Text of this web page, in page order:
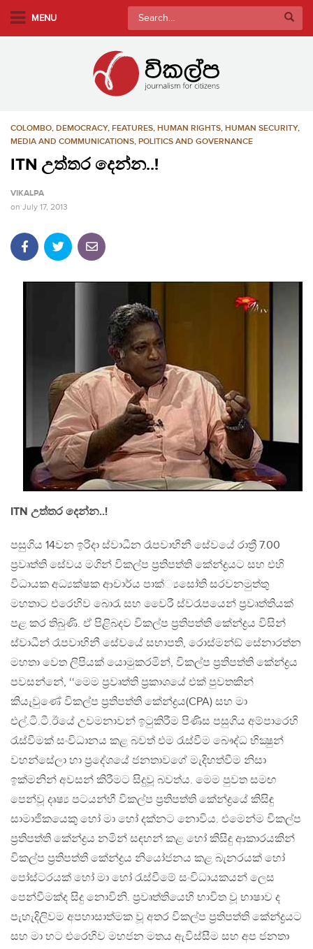
MENU
Search
for:
COLOMBO, DEMOCRACY, FEATURES, HUMAN RIGHTS, HUMAN SECURITY,
MEDIA AND COMMUNICATIONS, POLITICS AND GOVERNANCE
ITN උත්තර දෙන්න..!
VIKALPA
on July 17, 2013
ITN උත්තර දෙන්න..!
පසුගිය 14වන ඉරිදා ස්වාධීන රෑපවාහිනී සේවයේ රාත්‍රී 7.00
ප්‍රවෘත්ති සේවය මගින් විකල්ප ප්‍රතිපත්ති කේන්ද්‍රයට සහ එහි
විධායක අධ්‍යක්ෂක ආචාර්ය පාක්්‍යසෝති සරවනමුත්තු
මහතාට එරෙහිව බොරැ සහ වෛරී ස්වරෑපයෙන් ප්‍රවෘත්තියක්
පළ කර තිබුණි. ඒ පිළිබදව විකල්ප ප්‍රතිපත්ති කේන්ද්‍රය විසින්
ස්වාධීන් රෑපවාහිනී සේවයේ සභාපති, රොස්මන්ඞ් සේනාරත්න
මහතා වෙත ලිපියක් යොමුකරමින්, විකල්ප ප්‍රතිපත්ති කේන්ද්‍රය
පවසන්නේ, ‘‘මෙම ප‍්‍රවෘත්ති ප‍්‍රකාශයේ එක් පුවතකින්
කියැවුණේ විකල්ප ප‍්‍රතිපත්ති කේන්ද්‍රය(CPA) සහ මා
එල්.ටී.ටී.ඊයේ උවමනාවන් ඉටුකිරීම පිණිස පසුගිය අම්පාරෙහි
රැස්වීමක් සංවිධානය කළ බවත් එම රැස්වීම බෞද්ධ භික්‍ෂුන්
වහන්සේලා හා ප‍්‍රදේශයේ ජනතාවගේ මැදිහත්වීම නිසා
ඉක්මනින් අවසන් කිරීමට සිදුවූ බවත්ය. මෙම පුවත සමඟ
පෙන්වූ දෘෂ්‍ය පටයන්හී විකල්ප ප‍්‍රතිපත්ති කේන්ද්‍රයේ කිසිඳු
සාමාජිකයෙකු හෝ මා හෝ දක්නට නොවිය. එමෙන්ම විකල්ප
ප‍්‍රතිපත්ති කේන්ද්‍රය නමින් සඳහන් කළ හෝ කිසිඳු ආකාරයකින්
විකල්ප ප‍්‍රතිපත්ති කේන්ද්‍රය නියෝජනය කළ බැනරයක් හෝ
පෝස්ටරයක් හෝ මා හෝ රැස්වීමේ සංවිධායකයන් ලෙස
පෙන්වීමක්ද සිදු නොවිනි. ප‍්‍රවෘත්තියෙහි භාවිත වූ භාෂාව ද
පැහැදිලිවම අපහාසාත්මක වූ අතර විකල්ප ප‍්‍රතිපත්ති කේන්ද්‍රයට
සහ මා හට එරෙහිව මහජන මතය ඇවිස්සීම සහ අප ජනතා